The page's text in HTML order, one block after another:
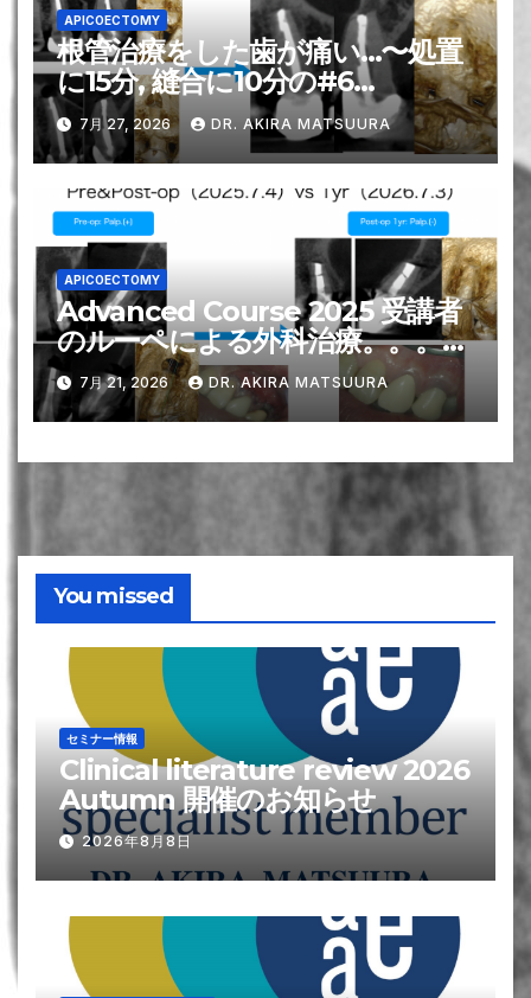
APICOECTOMY
根管治療をした歯が痛い…〜処置
に15分, 縫合に10分の#6
Apicoectomy 1yr recall
7月 27, 2026 DR. AKIRA MATSUURA
APICOECTOMY
Advanced Course 2025 受講者
のルーペによる外科治療。。。わ
かる誰かにSuperviseしてもらえ
ば、マイクロがなくても90%の
成功を叩き出すことができる〜
#10 Apicoectomyと1yr recall
7月 21, 2026 DR. AKIRA MATSUURA
You missed
セミナー情報
Clinical literature review 2026
Autumn 開催のお知らせ
2026年8月8日